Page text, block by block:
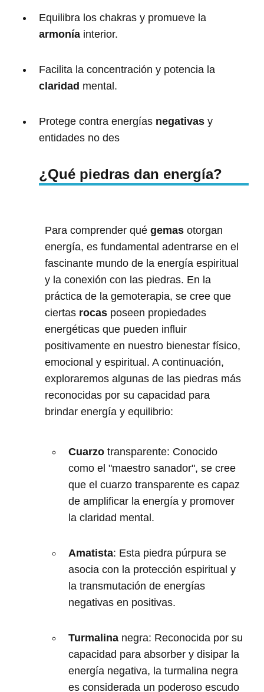
Equilibra los chakras y promueve la
armonía interior.
Facilita la concentración y potencia la
claridad mental.
Protege contra energías negativas y
entidades no des
¿Qué piedras dan energía?
Para comprender qué gemas otorgan
energía, es fundamental adentrarse en el
fascinante mundo de la energía espiritual
y la conexión con las piedras. En la
práctica de la gemoterapia, se cree que
ciertas rocas poseen propiedades
energéticas que pueden influir
positivamente en nuestro bienestar físico,
emocional y espiritual. A continuación,
exploraremos algunas de las piedras más
reconocidas por su capacidad para
brindar energía y equilibrio:
Cuarzo transparente: Conocido
como el "maestro sanador", se cree
que el cuarzo transparente es capaz
de amplificar la energía y promover
la claridad mental.
Amatista: Esta piedra púrpura se
asocia con la protección espiritual y
la transmutación de energías
negativas en positivas.
Turmalina negra: Reconocida por su
capacidad para absorber y disipar la
energía negativa, la turmalina negra
es considerada un poderoso escudo